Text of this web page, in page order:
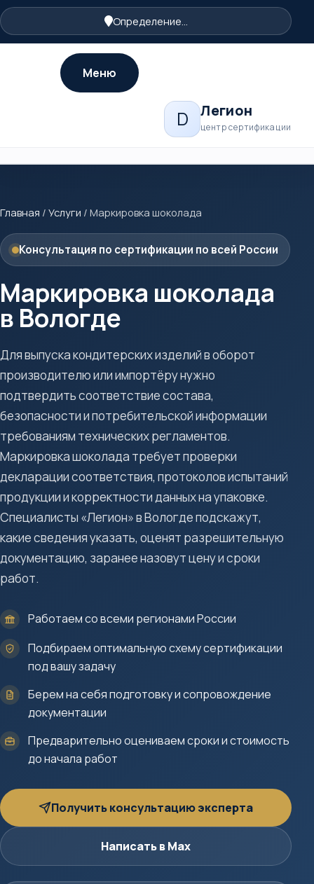
Определение...
D Легион
центр сертификации
Меню
Главная / Услуги / Маркировка шоколада
Консультация по сертификации по всей России
Маркировка шоколада
в Вологде
Для выпуска кондитерских изделий в оборот
производителю или импортёру нужно
подтвердить соответствие состава,
безопасности и потребительской информации
требованиям технических регламентов.
Маркировка шоколада требует проверки
декларации соответствия, протоколов испытаний
продукции и корректности данных на упаковке.
Специалисты «Легион» в Вологде подскажут,
какие сведения указать, оценят разрешительную
документацию, заранее назовут цену и сроки
работ.
Работаем со всеми регионами России
Подбираем оптимальную схему сертификации
под вашу задачу
Берем на себя подготовку и сопровождение
документации
Предварительно оцениваем сроки и стоимость
до начала работ
Получить консультацию эксперта
Написать в Max